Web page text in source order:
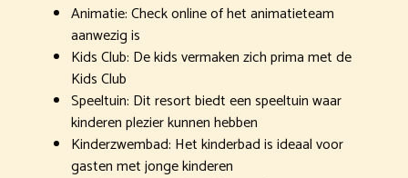
Animatie: Check online of het animatieteam
aanwezig is
Kids Club: De kids vermaken zich prima met de
Kids Club
Speeltuin: Dit resort biedt een speeltuin waar
kinderen plezier kunnen hebben
Kinderzwembad: Het kinderbad is ideaal voor
gasten met jonge kinderen